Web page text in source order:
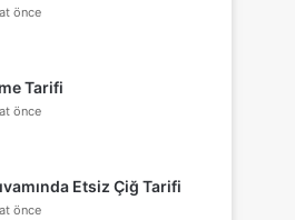
önce
Tarifi
önce
Etsiz Çiğ Tarifi
önce